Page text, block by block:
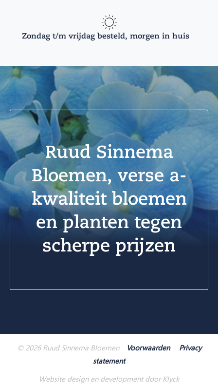
Zondag t/m vrijdag besteld, morgen in huis
Ruud Sinnema
Bloemen, verse a-
kwaliteit bloemen
en planten tegen
scherpe prijzen
© 2026 Ruud Sinnema Bloemen Voorwaarden
Privacy
statement
Website design en development door Klyck